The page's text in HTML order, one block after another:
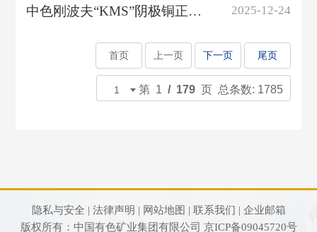
中色刚波夫“KMS”阴极铜正式获批LME 交割品牌 2025-12-24
首页 上一页 下一页 尾页
第 1 / 179 页 总条数: 1785
隐私与安全 | 法律声明 | 网站地图 | 联系我们 | 企业邮箱
版权所有：中国有色矿业集团有限公司 京ICP备09045720号